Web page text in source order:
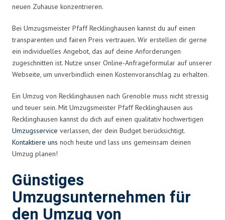
neuen Zuhause konzentrieren.
Bei Umzugsmeister Pfaff Recklinghausen kannst du auf einen
transparenten und fairen Preis vertrauen. Wir erstellen dir gerne
ein individuelles Angebot, das auf deine Anforderungen
zugeschnitten ist. Nutze unser Online-Anfrageformular auf unserer
Webseite, um unverbindlich einen Kostenvoranschlag zu erhalten.
Ein Umzug von Recklinghausen nach Grenoble muss nicht stressig
und teuer sein. Mit Umzugsmeister Pfaff Recklinghausen aus
Recklinghausen kannst du dich auf einen qualitativ hochwertigen
Umzugsservice verlassen, der dein Budget berücksichtigt.
Kontaktiere uns noch heute und lass uns gemeinsam deinen
Umzug planen!
Günstiges
Umzugsunternehmen für
den Umzug von